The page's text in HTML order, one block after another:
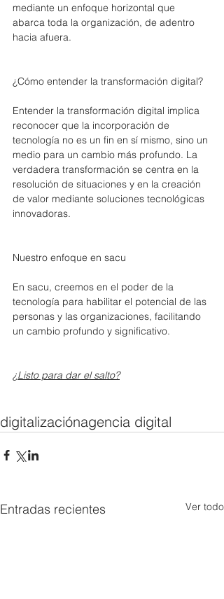
mediante un enfoque horizontal que
abarca toda la organización, de adentro
hacia afuera.
¿Cómo entender la transformación digital?
Entender la transformación digital implica
reconocer que la incorporación de
tecnología no es un fin en sí mismo, sino un
medio para un cambio más profundo. La
verdadera transformación se centra en la
resolución de situaciones y en la creación
de valor mediante soluciones tecnológicas
innovadoras.
Nuestro enfoque en sacu
En sacu, creemos en el poder de la
tecnología para habilitar el potencial de las
personas y las organizaciones, facilitando
un cambio profundo y significativo.
¿Listo para dar el salto?
digitalizaciónagencia digital
Entradas recientes Ver todo